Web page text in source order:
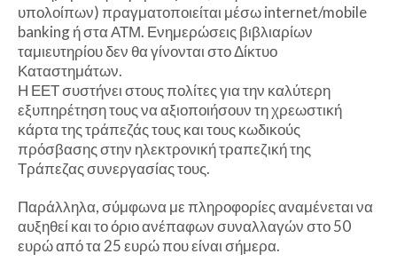
υπολοίπων) πραγματοποιείται μέσω internet/mobile
banking ή στα ΑΤΜ. Ενημερώσεις βιβλιαρίων
ταμιευτηρίου δεν θα γίνονται στο Δίκτυο
Καταστημάτων.
Η ΕΕΤ συστήνει στους πολίτες για την καλύτερη
εξυπηρέτηση τους να αξιοποιήσουν τη χρεωστική
κάρτα της τράπεζάς τους και τους κωδικούς
πρόσβασης στην ηλεκτρονική τραπεζική της
Τράπεζας συνεργασίας τους.
Παράλληλα, σύμφωνα με πληροφορίες αναμένεται να
αυξηθεί και το όριο ανέπαφων συναλλαγών στο 50
ευρώ από τα 25 ευρώ που είναι σήμερα.